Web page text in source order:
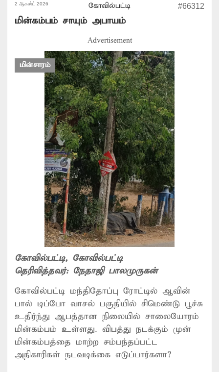
2 ஆகஸ்ட் 2026 கோவில்பட்டி #66312
மின்கம்பம் சாயும் அபாயம்
Advertisement
மின்சாரம்
கோவில்பட்டி, கோவில்பட்டி
தெரிவித்தவர்: நேதாஜி பாலமுருகன்
கோவில்பட்டி மந்திதோப்பு ரோட்டில் ஆவின்
பால் டிப்போ வாசல் பகுதியில் சிமெண்டு பூச்சு
உதிர்ந்து ஆபத்தான நிலையில் சாலையோரம்
மின்கம்பம் உள்ளது. விபத்து நடக்கும் முன்
மின்கம்பத்தை மாற்ற சம்பந்தப்பட்ட
அதிகாரிகள் நடவடிக்கை எடுப்பார்களா?